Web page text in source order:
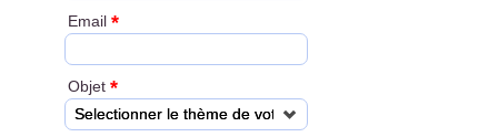
Email *
Objet *
Selectionner le thème de votre demande